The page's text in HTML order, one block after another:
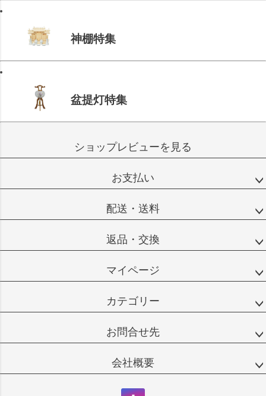
神棚特集
盆提灯特集
ショップレビューを見る
お支払い
配送・送料
返品・交換
マイページ
カテゴリー
お問合せ先
会社概要